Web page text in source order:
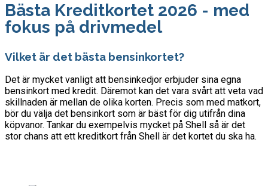
Bästa Kreditkortet 2026 - med
fokus på drivmedel
Vilket är det bästa bensinkortet?
Det är mycket vanligt att bensinkedjor erbjuder sina egna
bensinkort med kredit. Däremot kan det vara svårt att veta vad
skillnaden är mellan de olika korten. Precis som med matkort,
bör du välja det bensinkort som är bäst för dig utifrån dina
köpvanor. Tankar du exempelvis mycket på Shell så är det
stor chans att ett kreditkort från Shell är det kortet du ska ha.